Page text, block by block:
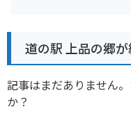
道の駅 上品の郷
記事はまだありません
か？